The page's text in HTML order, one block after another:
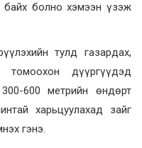
болно хэмээн үзэж
тулд газардах,
дүүргүүдэд
600 метрийн өндөрт
харьцуулахад зайг
гэнэ.